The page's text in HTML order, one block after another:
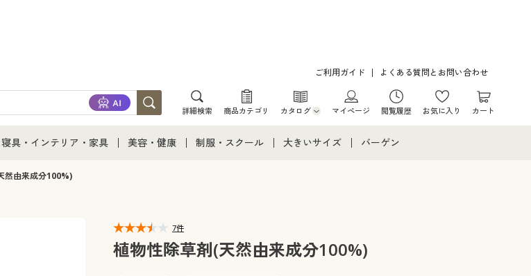
ご利用ガイド よくある質問とお問い合わせ
詳細検索 商品カテゴリ カタログ
カタログ・チラシからのご注文
マイページ 閲覧履歴 お気に入り カート
寝具・インテリア・家具
寝具・インテリア・家具通販すべて
美容・健康 制服・スクール
ジュニア・ティーンズ下着
大きいサイズ
大きいサイズ レディース下着
バーゲン
然由来成分100%)
7件
植物性除草剤(天然由来成分100%)